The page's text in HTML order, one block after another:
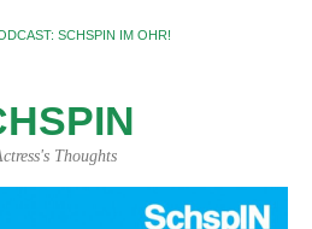
SCHSPIN IM OHR!
Thoughts